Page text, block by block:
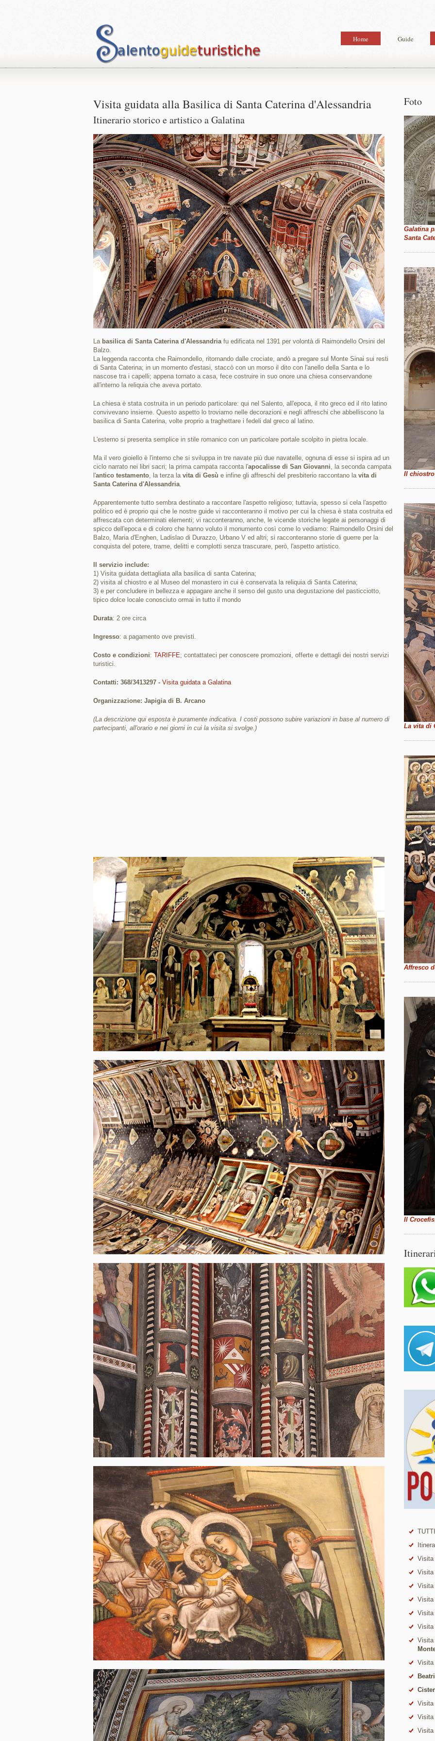
Home Guide
Visita guidata alla Basilica di Santa Caterina d'Alessandria
Itinerario storico e artistico a Galatina
La basilica di Santa Caterina d'Alessandriafu edificata nel 1391 per volontà di Raimondello Orsini del
Balzo.
La leggenda racconta che Raimondello, ritornando dalle crociate, andò a pregare sul Monte Sinai sui resti
di Santa Caterina; in un momento d'estasi, staccò con un morso il dito con l'anello della Santa e lo
nascose tra i capelli; appena tornato a casa, fece costruire in suo onore una chiesa conservandone
all'interno la reliquia che aveva portato.
La chiesa è stata costruita in un periodo particolare: qui nel Salento, all'epoca, il rito greco ed il rito latino
convivevano insieme. Questo aspetto lo troviamo nelle decorazioni e negli affreschi che abbelliscono la
basilica di Santa Caterina, volte proprio a traghettare i fedeli dal greco al latino.
L'esterno si presenta semplice in stile romanico con un particolare portale scolpito in pietra locale.
Ma il vero gioiello è l'interno che si sviluppa in tre navate più due navatelle, ognuna di esse si ispira ad un
ciclo narrato nei libri sacri; la prima campata racconta l'apocalisse di San Giovanni, la seconda campata
l'antico testamento, la terza la vita di Gesù e infine gli affreschi del presbiterio raccontano la vita di
Santa Caterina d'Alessandria.
Apparentemente tutto sembra destinato a raccontare l'aspetto religioso; tuttavia, spesso si cela l'aspetto
politico ed è proprio qui che le nostre guide vi racconteranno il motivo per cui la chiesa è stata costruita ed
affrescata con determinati elementi; vi racconteranno, anche, le vicende storiche legate ai personaggi di
spicco dell'epoca e di coloro che hanno voluto il monumento così come lo vediamo: Raimondello Orsini del
Balzo, Maria d'Enghen, Ladislao di Durazzo, Urbano V ed altri; si racconteranno storie di guerre per la
conquista del potere, trame, delitti e complotti senza trascurare, però, l'aspetto artistico.
Il servizio include:
1) Visita guidata dettagliata alla basilica di santa Caterina;
2) visita al chiostro e al Museo del monastero in cui è conservata la reliquia di Santa Caterina;
3) e per concludere in bellezza e appagare anche il senso del gusto una degustazione del pasticciotto,
tipico dolce locale conosciuto ormai in tutto il mondo
Durata: 2 ore circa
Ingresso: a pagamento ove previsti.
Costo e condizioni: TARIFFE; contattateci per conoscere promozioni, offerte e dettagli dei nostri servizi
turistici.
Contatti: 368/3413297 - Visita guidata a Galatina
Organizzazione: Japigia di B. Arcano
(La descrizione qui esposta è puramente indicativa. I costi possono subire variazioni in base al numero di
partecipanti, all'orario e nei giorni in cui la visita si svolge.)
Foto
Galatina
Santa
Il
La vita di
Affresco
Il